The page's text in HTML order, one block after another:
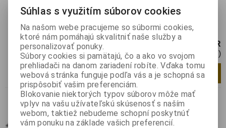
RCA(chinch) -kolíky
7,20 EUR
5,86 EUR (Cena bez DPH)
ks Pridať do košíka
Jack/2xcinch 0,2m
Katalógové číslo:0128965
Výrobca:BQ CABLE
Súhlas s využitím súborov cookies
Na našom webe pracujeme so súbormi cookies,
ktoré nám pomáhajú skvalitniť naše služby a
personalizovať ponuky.
Súbory cookies si pamätajú, čo a ako vo svojom
prehliadači na danom zariadení robíte. Vďaka tomu
webová stránka funguje podľa vás a je schopná sa
prispôsobiť vašim preferenciám.
Blokovanie niektorých typov súborov môže mať
vplyv na vašu užívateľskú skúsenosť s naším
webom, taktiež nebudeme schopní poskytnúť
vám ponuku na základe vašich preferencií.